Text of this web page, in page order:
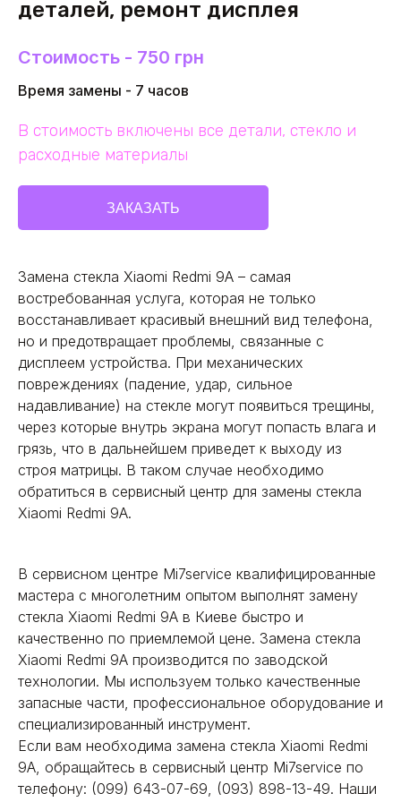
деталей, ремонт дисплея
Стоимость - 750 грн
Время замены - 7 часов
В стоимость включены все детали, стекло и
расходные материалы
ЗАКАЗАТЬ
Замена стекла Xiaomi Redmi 9A – самая
востребованная услуга, которая не только
восстанавливает красивый внешний вид телефона,
но и предотвращает проблемы, связанные с
дисплеем устройства. При механических
повреждениях (падение, удар, сильное
надавливание) на стекле могут появиться трещины,
через которые внутрь экрана могут попасть влага и
грязь, что в дальнейшем приведет к выходу из
строя матрицы. В таком случае необходимо
обратиться в сервисный центр для замены стекла
Xiaomi Redmi 9A.
В сервисном центре Mi7service квалифицированные
мастера с многолетним опытом выполнят замену
стекла Xiaomi Redmi 9A в Киеве быстро и
качественно по приемлемой цене. Замена стекла
Xiaomi Redmi 9A производится по заводской
технологии. Мы используем только качественные
запасные части, профессиональное оборудование и
специализированный инструмент.
Если вам необходима замена стекла Xiaomi Redmi
9A, обращайтесь в сервисный центр Mi7service по
телефону: (099) 643-07-69, (093) 898-13-49. Наши